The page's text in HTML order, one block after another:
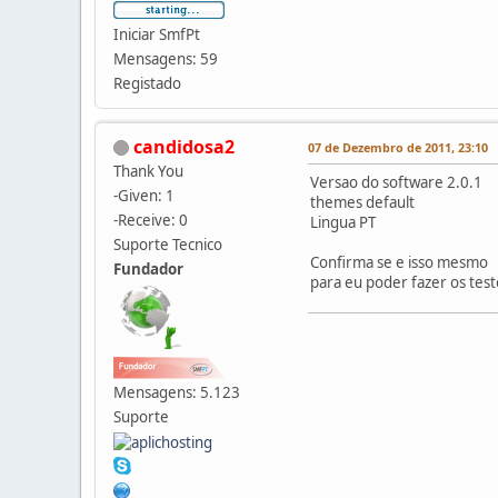
Iniciar SmfPt
Mensagens: 59
Registado
candidosa2
Thank You
-Given: 1
-Receive: 0
Suporte Tecnico
Fundador
Mensagens: 5.123
Suporte
07 de Dezembro de 2011, 23:10
Versao do software 2.0.1
themes default
Lingua PT
Confirma se e isso mesmo
para eu poder fazer os